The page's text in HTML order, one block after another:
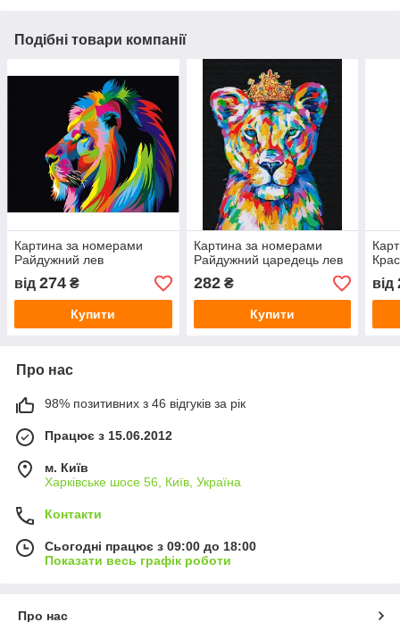
Подібні товари компанії
Картина за номерами
Райдужний лев
від 274 ₴
Купити
Картина за номерами
Райдужний царедець лев
282₴
Купити
від
Про нас
98% позитивних з 46 відгуків за рік
Працює з 15.06.2012
м. Київ
Харківське шосе 56, Київ, Україна
Контакти
Сьогодні працює з 09:00 до 18:00
Показати весь графік роботи
Про нас